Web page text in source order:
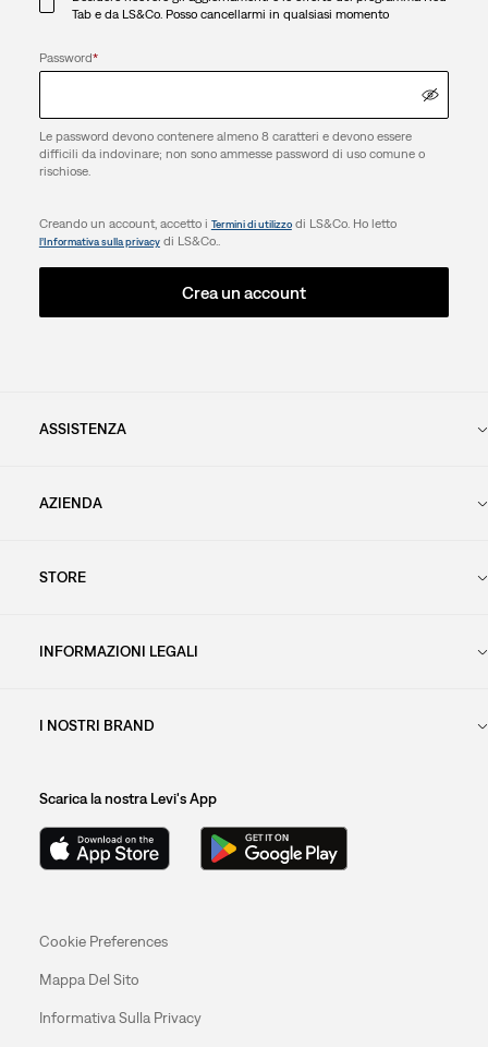
Tab e da LS&Co. Posso cancellarmi in qualsiasi momento
Password*
Le password devono contenere almeno 8 caratteri e devono essere
difficili da indovinare; non sono ammesse password di uso comune o
rischiose.
Creando un account, accetto i Termini di utilizzodi LS&Co. Ho letto
l’Informativa sulla privacydi LS&Co..
Crea un account
ASSISTENZA
AZIENDA
STORE
INFORMAZIONI LEGALI
I NOSTRI BRAND
Scarica la nostra Levi's App
Cookie Preferences
Mappa Del Sito
Informativa Sulla Privacy